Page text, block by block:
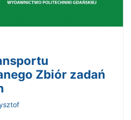
Zbiór zadań